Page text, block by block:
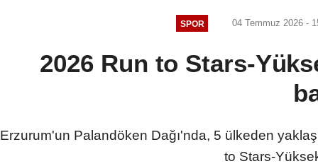
SPOR 04 Temmuz 2026 -
2026 Run to Stars-
Erzurum'un Palandöken Dağı'nda, 5 ülkeden
to Stars-